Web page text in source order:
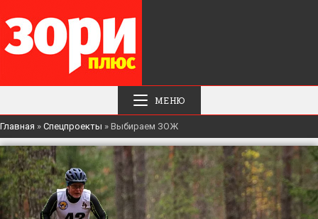
МЕНЮ
Главная » Спецпроекты » Выбираем ЗОЖ